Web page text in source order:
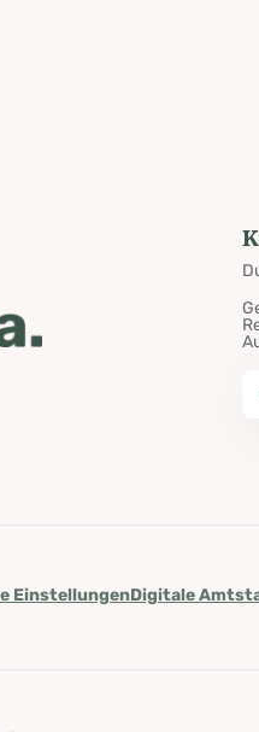
EinstellungenDigitale